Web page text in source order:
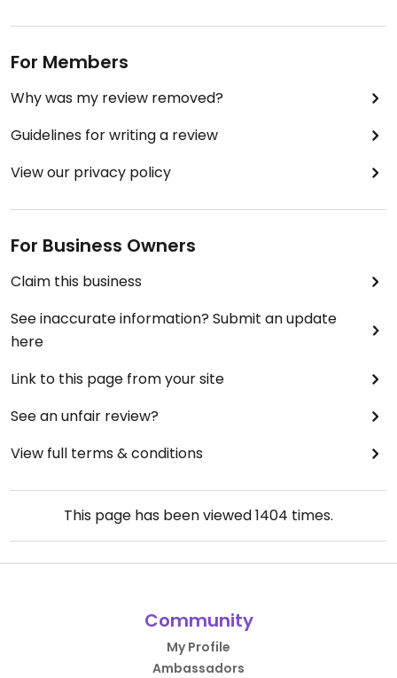
For Members
Why was my review removed?
Guidelines for writing a review
View our privacy policy
For Business Owners
Claim this business
See inaccurate information? Submit an update
here
Link to this page from your site
See an unfair review?
View full terms & conditions
This page has been viewed1404 times.
Community
My Profile
Ambassadors